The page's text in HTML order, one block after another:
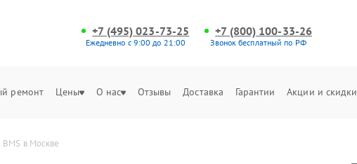
+7 (495) 023-73-25
Ежедневно с 9:00 до 21:00
+7 (800) 100-33-26
Звонок бесплатный по РФ
ремонт Цены О нас Отзывы Доставка Гарантии Акции и скидки
в Москве